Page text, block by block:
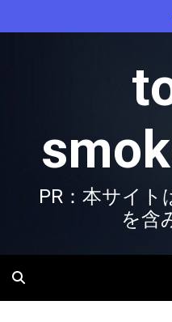
to
PR：本サイト
を含